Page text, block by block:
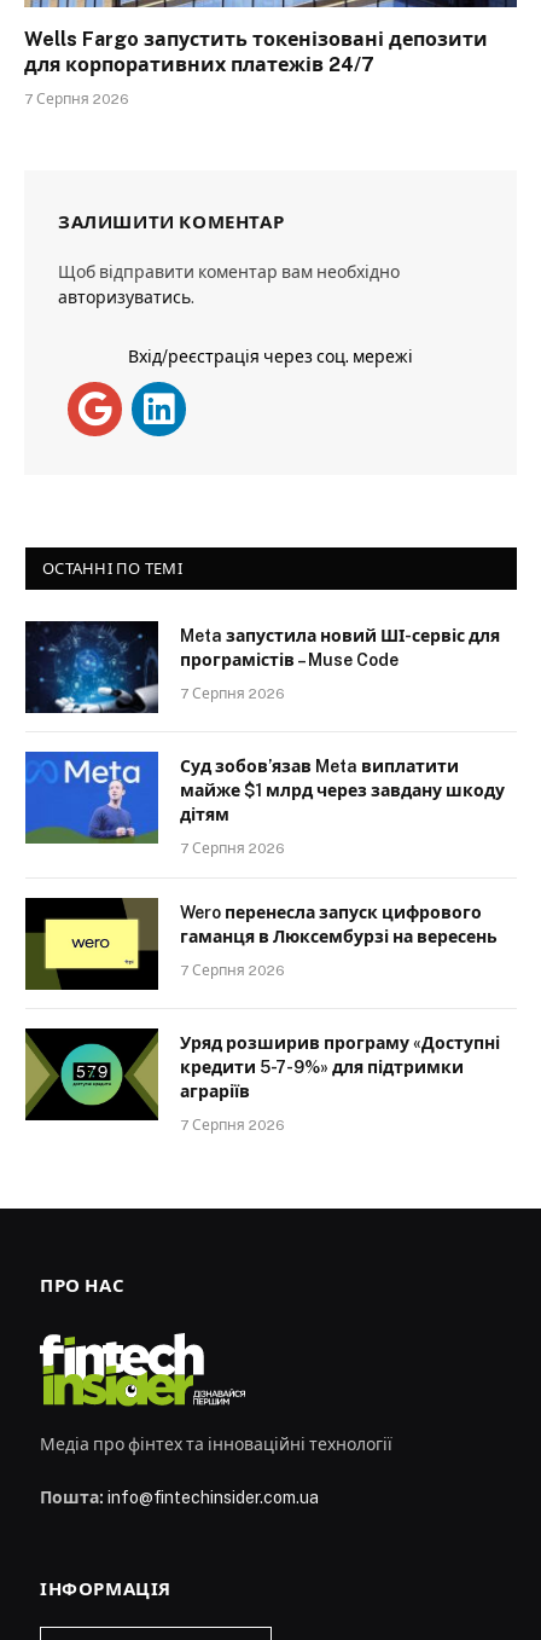
Wells Fargo запустить токенізовані депозити
для корпоративних платежів 24/7
7 Серпня 2026
ЗАЛИШИТИ КОМЕНТАР
Щоб відправити коментар вам необхідно
авторизуватись.
Вхід/реєстрація через соц. мережі
ОСТАННІ ПО ТЕМІ
Meta запустила новий ШІ-сервіс для
програмістів – Muse Code
7 Серпня 2026
Суд зобов’язав Meta виплатити
майже $1 млрд через завдану шкоду
дітям
7 Серпня 2026
Wero перенесла запуск цифрового
гаманця в Люксембурзі на вересень
7 Серпня 2026
Уряд розширив програму «Доступні
кредити 5-7-9%» для підтримки
аграріїв
7 Серпня 2026
ПРО НАС
Медіа про фінтех та інноваційні технології
Пошта: info@fintechinsider.com.ua
ІНФОРМАЦІЯ